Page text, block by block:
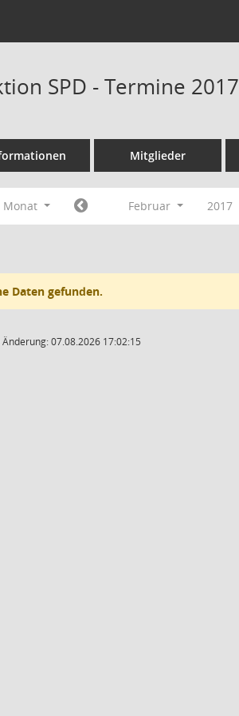
SPD - Termine 2017
Mitglieder
Monat Februar 2017
Daten gefunden.
07.08.2026 17:02:15